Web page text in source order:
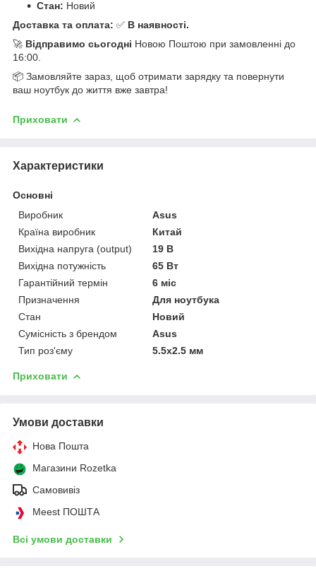
Стан: Новий
Доставка та оплата: ✅ В наявності.
🚀 Відправимо сьогодні Новою Поштою при замовленні до
16:00.
📦 Замовляйте зараз, щоб отримати зарядку та повернути
ваш ноутбук до життя вже завтра!
Приховати
Характеристики
Основні
Виробник
Asus
Країна виробник
Китай
Вихідна напруга (output)
19 В
Вихідна потужність
65 Вт
Гарантійний термін
6 міс
Призначення
Для ноутбука
Стан
Новий
Сумісність з брендом
Asus
Тип роз'єму
5.5x2.5 мм
Приховати
Умови доставки
Нова Пошта
Магазини Rozetka
Самовивіз
Meest ПОШТА
Всі умови доставки